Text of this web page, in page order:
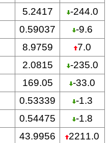
5.2417
-244.0
0.59037
-9.6
8.9759
7.0
2.0815
-235.0
169.05
-33.0
0.53339
-1.3
0.54475
-1.8
43.9956
2211.0